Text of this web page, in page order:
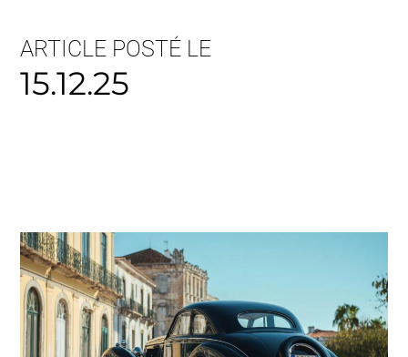
ARTICLE POSTÉ LE
15.12.25